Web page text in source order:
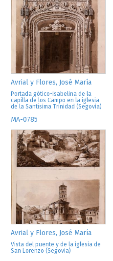
Avrial y Flores, José María
Portada gótico-isabelina de la
capilla de los Campo en la iglesia
de la Santísima Trinidad (Segovia)
MA-0785
Avrial y Flores, José María
Vista del puente y de la iglesia de
San Lorenzo (Segovia)